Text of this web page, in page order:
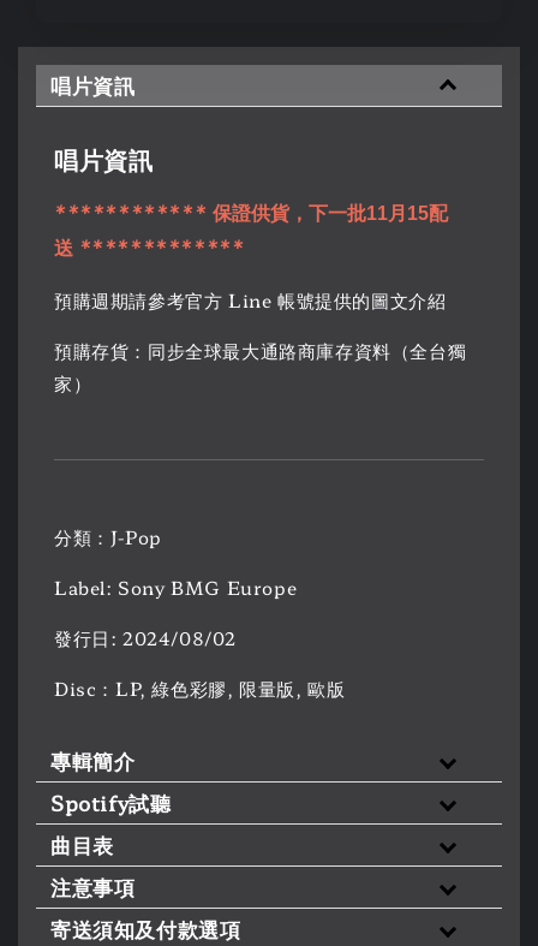
唱片資訊
唱片資訊
************ 保證供貨，下一批11月15配
送 *************
預購週期請參考官方 Line 帳號提供的圖文介紹
預購存貨：同步全球最大通路商庫存資料（全台獨
家）
分類：J-Pop
Label: Sony BMG Europe
發行日: 2024/08/02
Disc：LP, 綠色彩膠, 限量版, 歐版
專輯簡介
Spotify試聽
曲目表
注意事項
寄送須知及付款選項